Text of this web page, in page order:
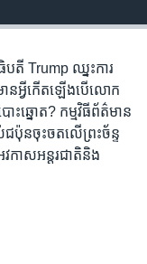
បតី Trump ឈ្នះការ
នអ្វីកើតឡើងបើលោក
ឆ្នោត? កម្មវិធីព័ត៌មាន
ប៉ុនចុះចតលើព្រះច័ន្ទ
ាសអន្តរជាតិនិង